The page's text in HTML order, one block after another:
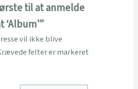
til at anmelde
vil ikke blive
felter er markeret